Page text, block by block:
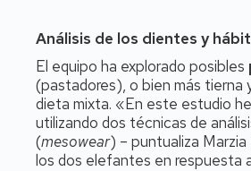
Análisis de los dientes y
El equipo ha explorado posibles
(pastadores), o bien más tierna
dieta mixta. «En este estudio
utilizando dos técnicas de
(mesowear) – puntualiza
los dos elefantes en respuesta